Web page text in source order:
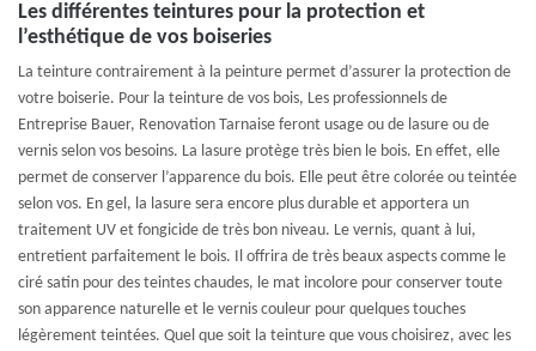
Les différentes teintures pour la protection et
l’esthétique de vos boiseries
La teinture contrairement à la peinture permet d’assurer la protection de
votre boiserie. Pour la teinture de vos bois, Les professionnels de
Entreprise Bauer, Renovation Tarnaise feront usage ou de lasure ou de
vernis selon vos besoins. La lasure protège très bien le bois. En effet, elle
permet de conserver l’apparence du bois. Elle peut être colorée ou teintée
selon vos. En gel, la lasure sera encore plus durable et apportera un
traitement UV et fongicide de très bon niveau. Le vernis, quant à lui,
entretient parfaitement le bois. Il offrira de très beaux aspects comme le
ciré satin pour des teintes chaudes, le mat incolore pour conserver toute
son apparence naturelle et le vernis couleur pour quelques touches
légèrement teintées. Quel que soit la teinture que vous choisirez, avec les